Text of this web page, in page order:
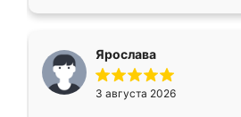
Ярослава
3 августа 2026